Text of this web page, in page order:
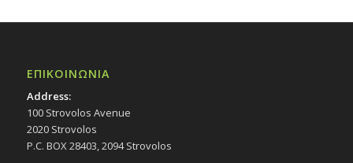
ΕΠΙΚΟΙΝΩΝΙΑ
Address:
100 Strovolos Avenue
2020 Strovolos
P.C. BOX 28403, 2094 Strovolos